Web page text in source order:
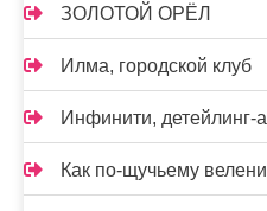
ЗОЛОТОЙ ОРЁЛ
Илма, городской клуб
Инфинити, детейлинг-
Как по-щучьему